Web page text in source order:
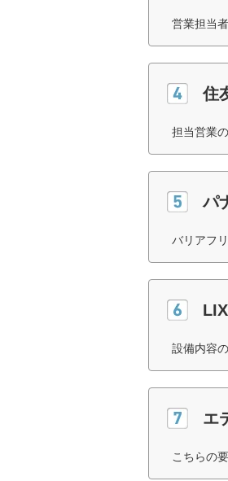
営業担当
住
担当営業
パ
バリアフ
設備内容
エ
こちらの